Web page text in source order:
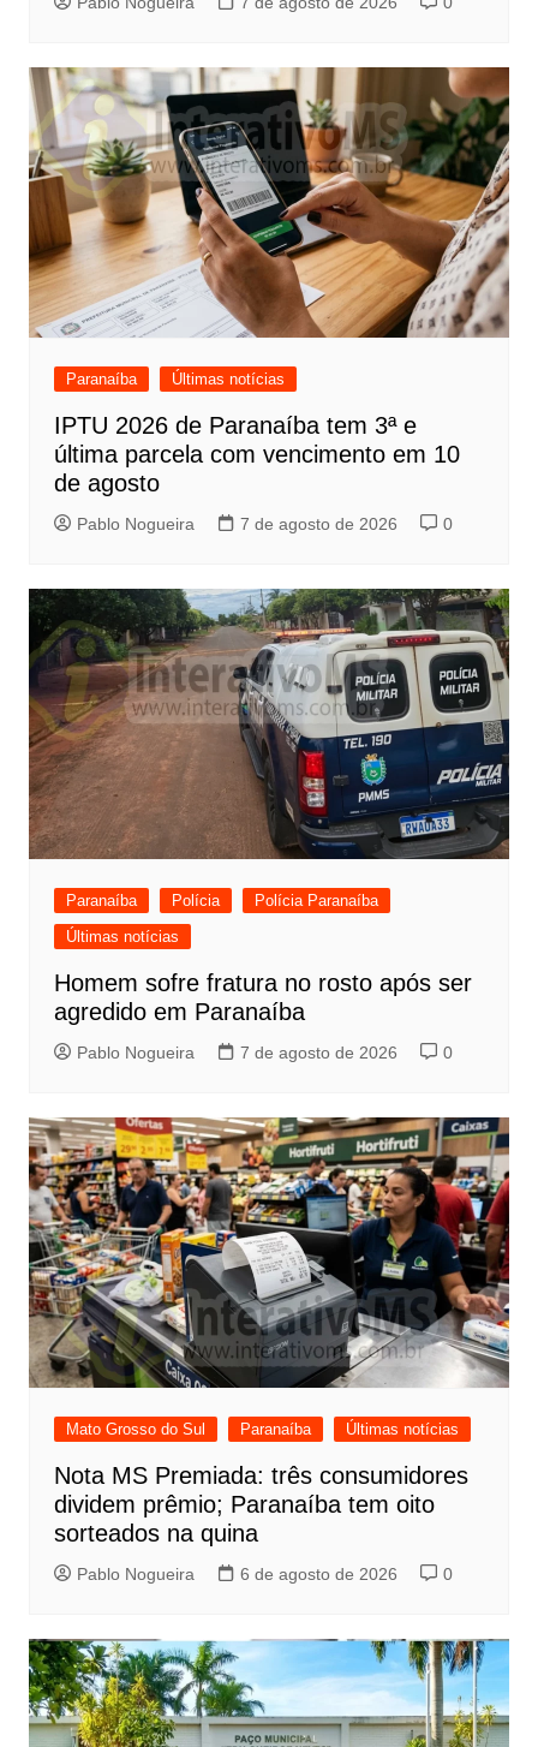
Paranaíba Últimas notícias
IPTU 2026 de Paranaíba tem 3ª e
última parcela com vencimento em 10
de agosto
Pablo Nogueira 7 de agosto de 2026 0
Paranaíba Polícia
Polícia Paranaíba
Últimas notícias
Homem sofre fratura no rosto após ser
agredido em Paranaíba
Pablo Nogueira 7 de agosto de 2026 0
Mato Grosso do Sul Paranaíba Últimas notícias
Nota MS Premiada: três consumidores
dividem prêmio; Paranaíba tem oito
sorteados na quina
Pablo Nogueira 6 de agosto de 2026 0